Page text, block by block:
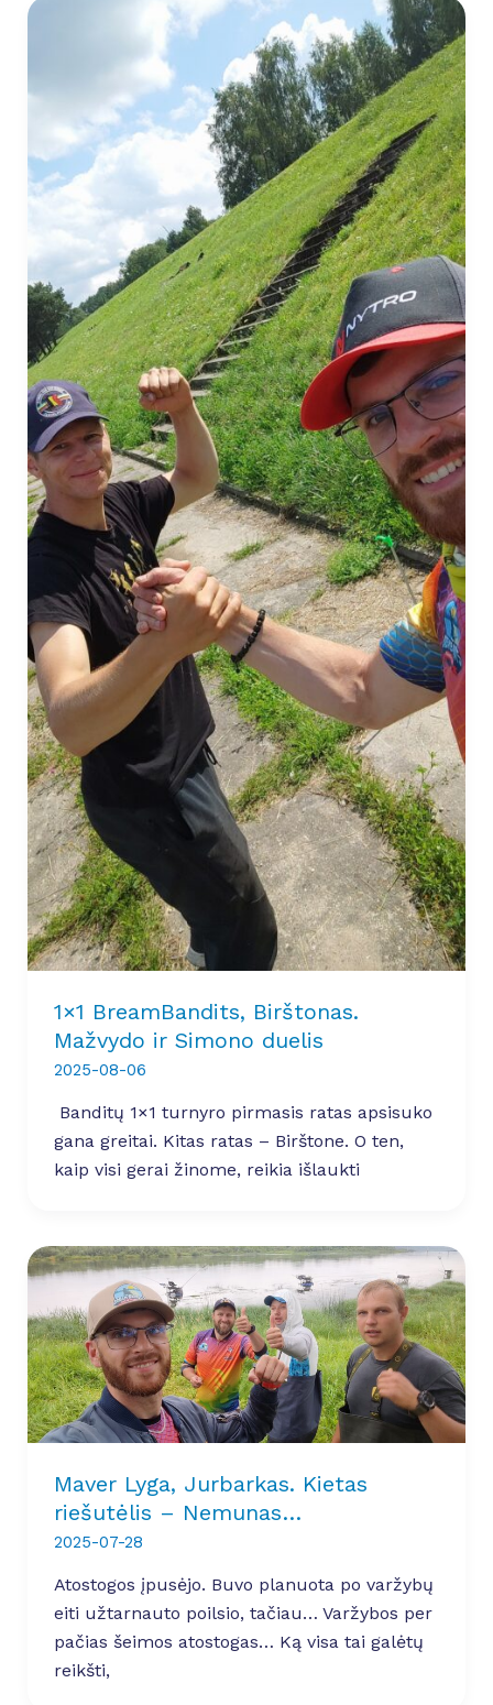
1×1 BreamBandits, Birštonas.
Mažvydo ir Simono duelis
2025-08-06
Banditų 1×1 turnyro pirmasis ratas apsisuko
gana greitai. Kitas ratas – Birštone. O ten,
kaip visi gerai žinome, reikia išlaukti
Maver Lyga, Jurbarkas. Kietas
riešutėlis – Nemunas…
2025-07-28
Atostogos įpusėjo. Buvo planuota po varžybų
eiti užtarnauto poilsio, tačiau… Varžybos per
pačias šeimos atostogas… Ką visa tai galėtų
reikšti,